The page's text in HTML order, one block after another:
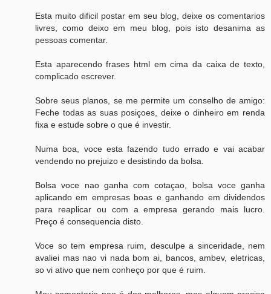
Esta muito dificil postar em seu blog, deixe os comentarios
livres, como deixo em meu blog, pois isto desanima as
pessoas comentar.
Esta aparecendo frases html em cima da caixa de texto,
complicado escrever.
Sobre seus planos, se me permite um conselho de amigo:
Feche todas as suas posiçoes, deixe o dinheiro em renda
fixa e estude sobre o que é investir.
Numa boa, voce esta fazendo tudo errado e vai acabar
vendendo no prejuizo e desistindo da bolsa.
Bolsa voce nao ganha com cotaçao, bolsa voce ganha
aplicando em empresas boas e ganhando em dividendos
para reaplicar ou com a empresa gerando mais lucro.
Preço é consequencia disto.
Voce so tem empresa ruim, desculpe a sinceridade, nem
avaliei mas nao vi nada bom ai, bancos, ambev, eletricas,
so vi ativo que nem conheço por que é ruim.